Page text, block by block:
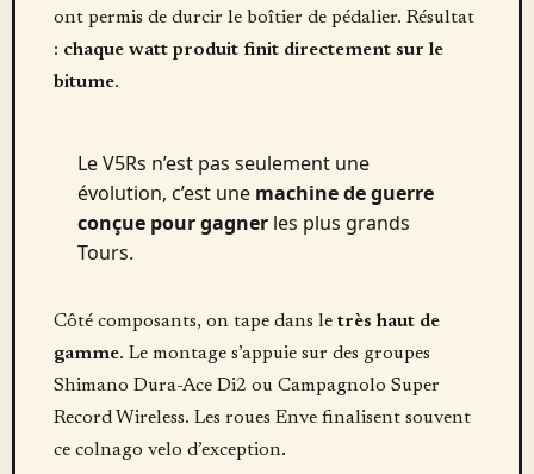
ont permis de durcir le boîtier de pédalier. Résultat
: chaque watt produit finit directement sur le
bitume.
Le V5Rs n’est pas seulement une
évolution, c’est une machine de guerre
conçue pour gagnerles plus grands
Tours.
Côté composants, on tape dans le très haut de
gamme. Le montage s’appuie sur des groupes
Shimano Dura-Ace Di2 ou Campagnolo Super
Record Wireless. Les roues Enve finalisent souvent
ce colnago velo d’exception.